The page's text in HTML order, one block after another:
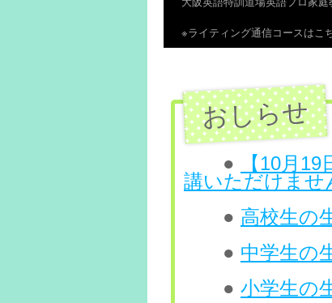
※ライティング通信コースはこ
●
【10月
講いただけませ
● 高校生の
● 中学生の
● 小学生の